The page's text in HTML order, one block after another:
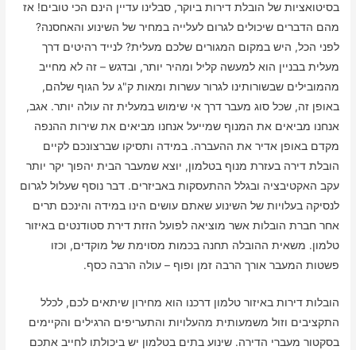
בסיטואציות של הובלת דירות ביוקר, סבלינו עדיין הינם הכי טובים! אז
מהם הדברים שיכולים לגרום לעלייה במחיר של השינוע והאחסנה?
לפני הכל, היש במקום המגורים שלכם מעלית? לנייד רהיטים דרך
מעלית בבניין הוא למעשה קליל ומהיר יותר, ובדגש – זה לא מחייב
מהמובילים שבשורותינו לגרור עשרות ומאות ק"ג על הגוף שלהם,
באופן זה, שכל סוג מעבר דרך אי שימוש במעלית זה עולה יותר. אגב,
אנחנו מביאים את המנוף שמייעל אנחנו מביאים את שירות ההנפה
מקדם באופן אדיר את ההעברה. במידה ותסיקו שברצונכם לקיים
הובלת דירה בעזרת מנוף בטלמון, יוצא שמעבר הבית יהפוך יקר יותר
עקב האקטיבציה ובגלל ההתעסקות באביזרים. דבר נוסף שעלול לגרום
לנסיקה בעלויות של השינוע שאתם עושים הינו במידה והינכם תרים
אחר חברת הובלות אשר מוציאה לפועל הזזת דירת סטודנטים באיזור
טלמון. משאית ההובלה תחנה בכמות מסוימת של מוקדים, וכזו
פשטות המעבר אורך הרבה זמן ופוף – עולה הרבה כסף.
הובלות דירות באיזור טלמון דרכנו הוא מחירון שיתאים לכם, לכלל
התקציבים וזול משמעותית מהעלויות והתעריפים הרגילים והקיימים
בסקטור מעברי הדירה. שינוע בתים בטלמון יש ביכולתו לחייב אתכם